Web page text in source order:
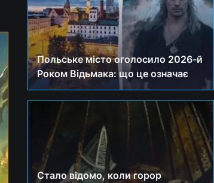
Польське місто оголосило 2026-й
Роком Відьмака: що це означає
Стало відомо, коли горор